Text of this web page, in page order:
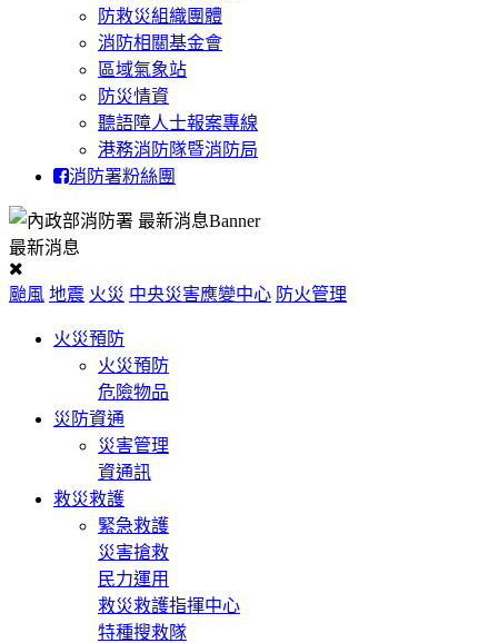
防救災組織團體
消防相關基金會
區域氣象站
防災情資
聽語障人士報案專線
港務消防隊暨消防局
消防署粉絲團
最新消息
颱風 地震 火災 中央災害應變中心 防火管理
火災預防
火災預防
危險物品
災防資通
災害管理
資通訊
救災救護
緊急救護
災害搶救
民力運用
救災救護指揮中心
特種搜救隊